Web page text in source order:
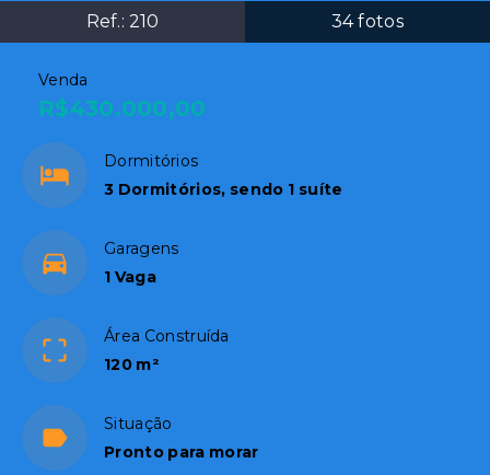
Ref.: 210 34fotos
Venda
R$430.000,00
Dormitórios
3 Dormitórios, sendo 1 suíte
Garagens
1 Vaga
Área Construída
120 m²
Situação
Pronto para morar